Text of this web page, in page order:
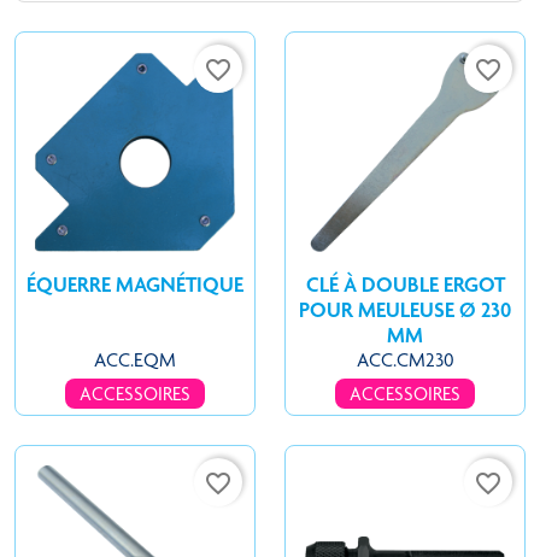
favorite_border
ÉQUERRE MAGNÉTIQUE
ACC.EQM
ACCESSOIRES
favorite_border
CLÉ À DOUBLE ERGOT
POUR MEULEUSE Ø 230
MM
ACC.CM230
ACCESSOIRES
favorite_border favorite_border